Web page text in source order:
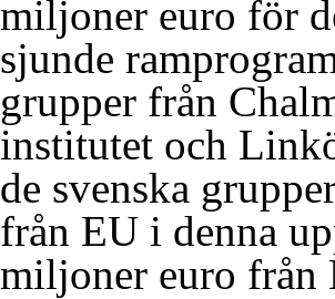
miljoner euro för
sjunde
grupper från
institutet och
de svenska
från EU i denna
miljoner euro från